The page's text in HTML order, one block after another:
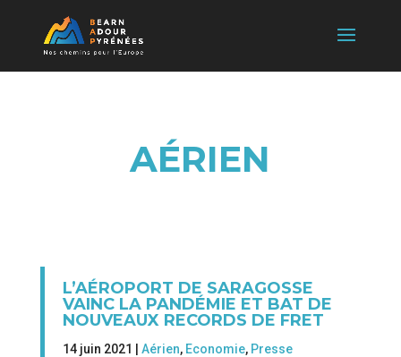
AÉRIEN
L’AÉROPORT DE SARAGOSSE
VAINC LA PANDÉMIE ET BAT DE
NOUVEAUX RECORDS DE FRET
14 juin 2021 | Aérien, Economie, Presse